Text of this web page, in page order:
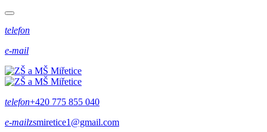
telefon
e-mail
telefon+420 775 855 040
e-mailzsmiretice1@gmail.com